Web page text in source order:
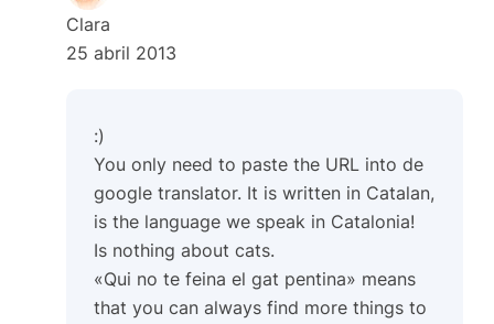
Clara
25 abril 2013
:)
You only need to paste the URL into de
google translator. It is written in Catalan,
is the language we speak in Catalonia!
Is nothing about cats.
«Qui no te feina el gat pentina» means
that you can always find more things to